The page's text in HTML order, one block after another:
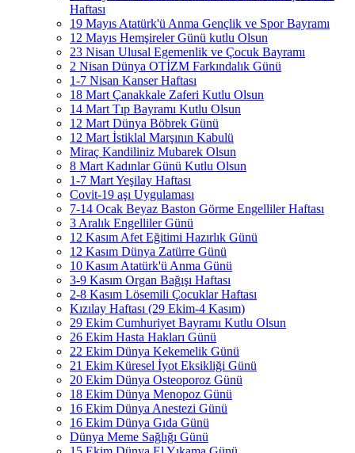
Haftası
19 Mayıs Atatürk'ü Anma Gençlik ve Spor Bayramı
12 Mayıs Hemşireler Günü kutlu Olsun
23 Nisan Ulusal Egemenlik ve Çocuk Bayramı
2 Nisan Dünya OTİZM Farkındalık Günü
1-7 Nisan Kanser Haftası
18 Mart Çanakkale Zaferi Kutlu Olsun
14 Mart Tıp Bayramı Kutlu Olsun
12 Mart Dünya Böbrek Günü
12 Mart İstiklal Marşının Kabulü
Miraç Kandiliniz Mubarek Olsun
8 Mart Kadınlar Günü Kutlu Olsun
1-7 Mart Yeşilay Haftası
Covit-19 aşı Uygulaması
7-14 Ocak Beyaz Baston Görme Engelliler Haftası
3 Aralık Engelliler Günü
12 Kasım Afet Eğitimi Hazırlık Günü
12 Kasım Dünya Zatürre Günü
10 Kasım Atatürk'ü Anma Günü
3-9 Kasım Organ Bağışı Haftası
2-8 Kasım Lösemili Çocuklar Haftası
Kızılay Haftası (29 Ekim-4 Kasım)
29 Ekim Cumhuriyet Bayramı Kutlu Olsun
26 Ekim Hasta Hakları Günü
22 Ekim Dünya Kekemelik Günü
21 Ekim Küresel İyot Eksikliği Günü
20 Ekim Dünya Osteoporoz Günü
18 Ekim Dünya Menopoz Günü
16 Ekim Dünya Anestezi Günü
16 Ekim Dünya Gıda Günü
Dünya Meme Sağlığı Günü